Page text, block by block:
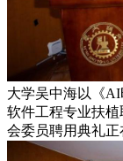
大学吴中海以《
软件工程专业扶
会委员聘用典礼正